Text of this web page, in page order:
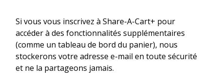
Si vous vous inscrivez à Share-A-Cart+ pour
accéder à des fonctionnalités supplémentaires
(comme un tableau de bord du panier), nous
stockerons votre adresse e-mail en toute sécurité
et ne la partageons jamais.